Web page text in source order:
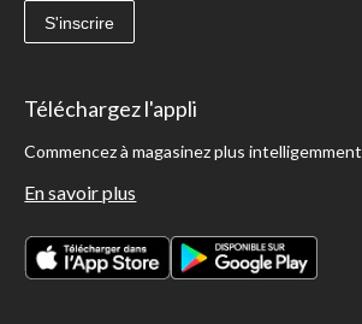
S'inscrire
Téléchargez l'appli
Commencez à magasinez plus intelligemment
En savoir plus